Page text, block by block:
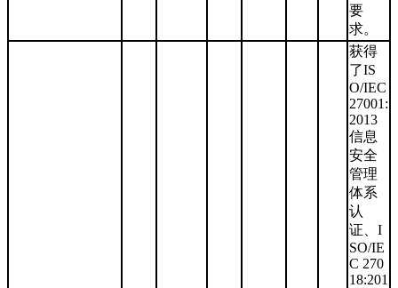
要
求。
获得
了IS
O/IEC
27001:
2013
信息
安全
管理
体系
认
证、I
SO/IE
C 270
18:201